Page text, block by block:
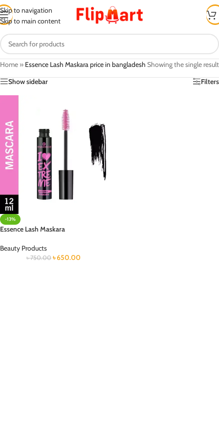
Skip to navigation
Skip to main content
Home » Essence Lash Maskara price in bangladesh Showing the single result
Show sidebar
Filters
-13%
Essence Lash Maskara
Beauty Products
৳750.00 ৳650.00